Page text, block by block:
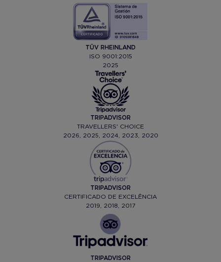
TÜV RHEINLAND
ISO 9001:2015
2025
TRIPADVISOR
TRAVELLERS' CHOICE
2026, 2025, 2024, 2023, 2020
TRIPADVISOR
CERTIFICADO DE EXCELÊNCIA
2019, 2018, 2017
TRIPADVISOR